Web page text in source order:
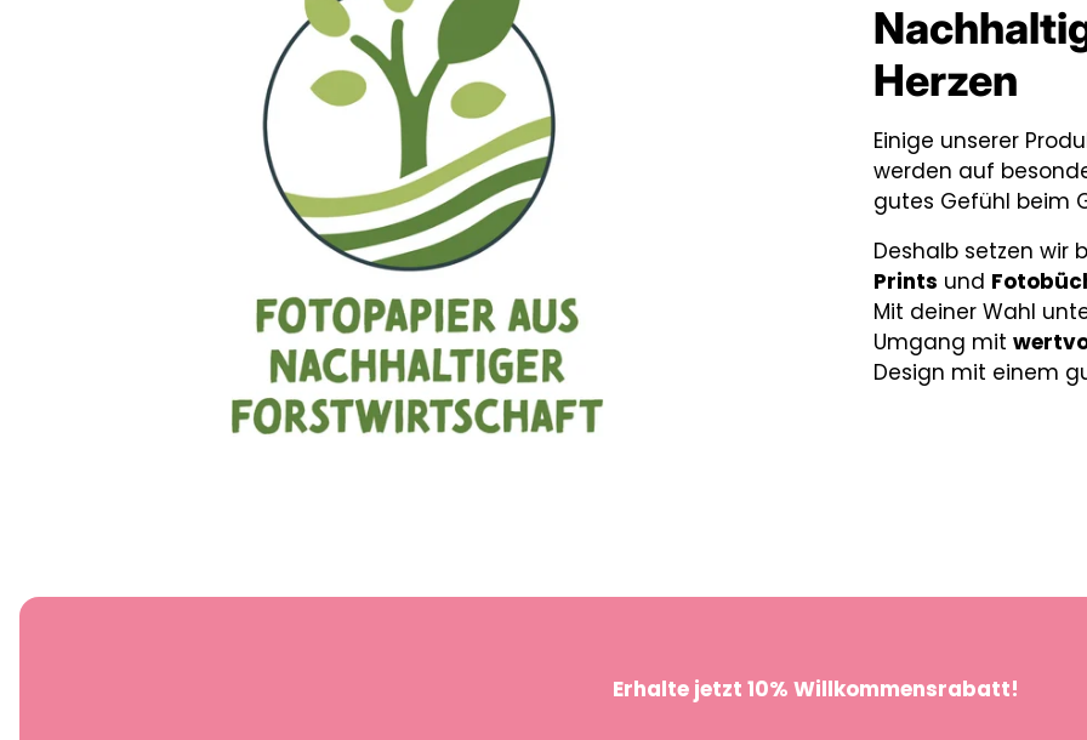
Herzen
Einige unserer
werden auf
gutes Gefühl beim
Deshalb setzen wir
Prints und
Mit deiner Wahl
Umgang mit
Design mit einem
Erhalte jetzt 10% Willkommensrabatt!